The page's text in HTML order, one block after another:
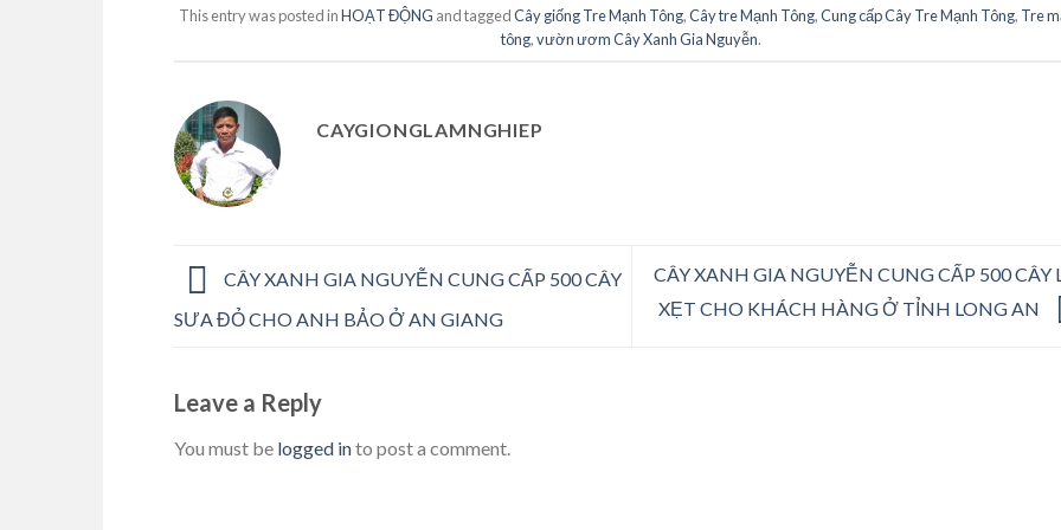
This entry was posted inHOẠT ĐỘNG and taggedCây giống Tre Mạnh Tông,Cây tre Mạnh Tông,Cung cấp Cây Tre Mạnh Tông, Tre
tông,vườn ươm Cây Xanh Gia Nguyễn.
CAYGIONGLAMNGHIEP
CÂY XANH GIA NGUYỄN CUNG CẤP 500 CÂY
SƯA ĐỎ CHO ANH BẢO Ở AN GIANG
CÂY XANH GIA NGUYỄN CUNG CẤP 500 CÂY
XẸT CHO KHÁCH HÀNG Ở TỈNH LONG AN
Leave a Reply
You must be logged into post a comment.